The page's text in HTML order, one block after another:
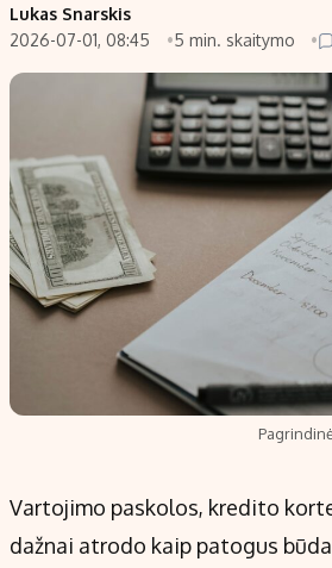
Lukas Snarskis
2026-07-01, 08:45
5 min. skaitymo
Vartojimo paskolos, kredito
dažnai atrodo kaip patogus